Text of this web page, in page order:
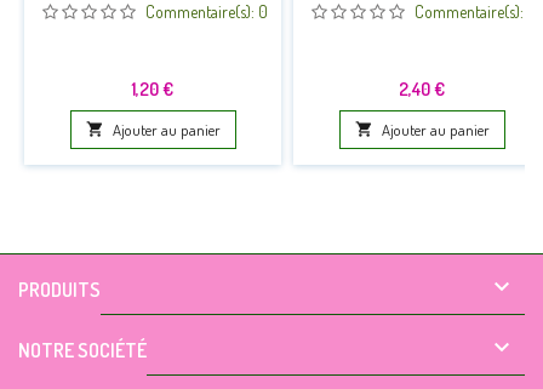
Commentaire(s): 0
Prix
1,20 €
 Ajouter au panier
Commentaire(s):
Prix
2,40 €
 Ajouter au panier
PRODUITS 
NOTRE SOCIÉTÉ 